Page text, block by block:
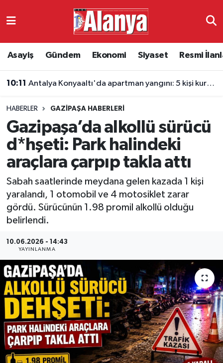
Asayiş Gündem Ekonomi Siyaset Resmi
10:11 Antalya Konyaaltı'da apartman yangını: 5 kişi kurtarıldı
HABERLER GAZIPAŞA HABERLERI
Gazipaşa’da alkollü sürücü
d*hşeti: Park halindeki
araçlara çarpıp takla attı
Sabah saatlerinde meydana gelen kazada 1 kişi
yaralandı, 1 otomobil ve 4 motosiklet zarar
gördü. Sürücünün 1.98 promil alkollü olduğu
belirlendi.
10.06.2026 - 14:43
YAYINLANMA
Ekonomi
Resmi İlanlar
Alanyaspor
Turizm
E-Gazete
Antalya Namaz Vakitleri
Antalya Trafik Yoğunluk Haritası
Süper Lig Puan Durumu ve Fikstür
Tüm Manşetler
Son Dakika Haberleri
Haber Arşivi